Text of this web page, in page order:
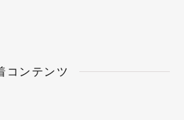
コンテンツ